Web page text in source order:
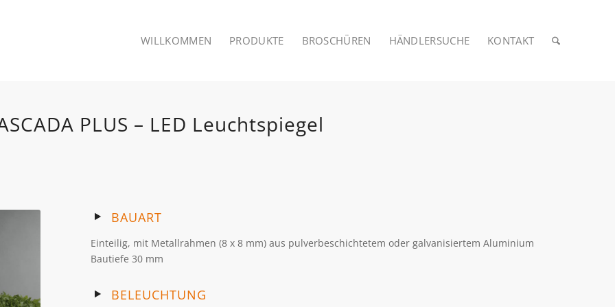
WILLKOMMEN PRODUKTE BROSCHÜREN HÄNDLERSUCHE KONTAKT
PLUS – LED Leuchtspiegel
BAUART
Einteilig, mit Metallrahmen (8 x 8 mm) aus pulverbeschichtetem oder galvanisiertem Aluminium
Bautiefe 30 mm
BELEUCHTUNG